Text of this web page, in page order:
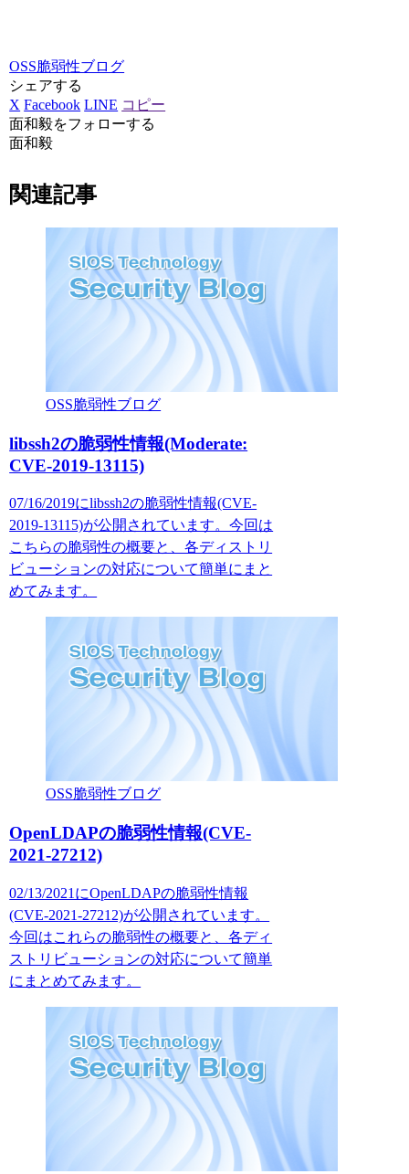
OSS脆弱性ブログ
シェアする
X Facebook LINE コピー
面和毅をフォローする
面和毅
関連記事
OSS脆弱性ブログ
libssh2の脆弱性情報(Moderate:
CVE-2019-13115)
07/16/2019にlibssh2の脆弱性情報(CVE-
2019-13115)が公開されています。今回は
こちらの脆弱性の概要と、各ディストリ
ビューションの対応について簡単にまと
めてみます。
OSS脆弱性ブログ
OpenLDAPの脆弱性情報(CVE-
2021-27212)
02/13/2021にOpenLDAPの脆弱性情報
(CVE-2021-27212)が公開されています。
今回はこれらの脆弱性の概要と、各ディ
ストリビューションの対応について簡単
にまとめてみます。